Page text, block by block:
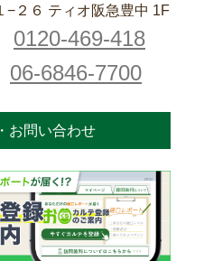
−２６ ティオ阪急豊中 1F
0120-469-418
06-6846-7700
お問い合わせ